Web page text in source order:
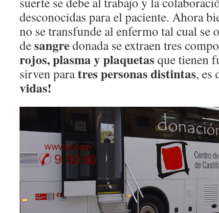
desconocidas para el paciente. Ahora
no se transfunde al enfermo tal cual se
desangredonada se extraen tres
rojos, plasma y plaquetasque tienen
sirven paratres personas distintas, es
vidas!